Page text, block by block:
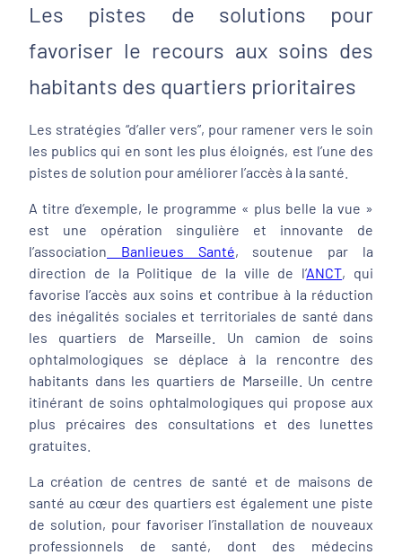
Les pistes de solutions pour
favoriser le recours aux soins des
habitants des quartiers prioritaires
Les stratégies “d’aller vers”, pour ramener vers le soin
les publics qui en sont les plus éloignés, est l’une des
pistes de solution pour améliorer l’accès à la santé.
A titre d’exemple, le programme « plus belle la vue »
est une opération singulière et innovante de
l’association Banlieues Santé, soutenue par la
direction de la Politique de la ville de l’ANCT, qui
favorise l’accès aux soins et contribue à la réduction
des inégalités sociales et territoriales de santé dans
les quartiers de Marseille. Un camion de soins
ophtalmologiques se déplace à la rencontre des
habitants dans les quartiers de Marseille. Un centre
itinérant de soins ophtalmologiques qui propose aux
plus précaires des consultations et des lunettes
gratuites.
La création de centres de santé et de maisons de
santé au cœur des quartiers est également une piste
de solution, pour favoriser l’installation de nouveaux
professionnels de santé, dont des médecins